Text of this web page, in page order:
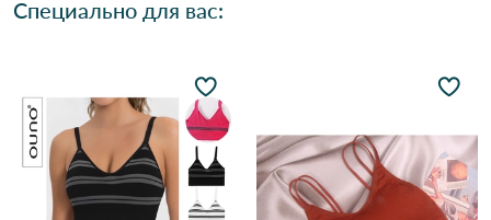
Специально для вас: